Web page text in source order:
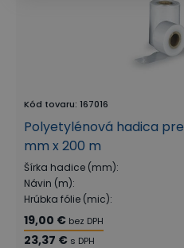
Kód tovaru: 167016
Polyetylénová hadica
mm x 200 m
Šírka hadice (mm):
Návin (m):
Hrúbka fólie (mic):
19,00 € bez DPH
23,37 € s DPH